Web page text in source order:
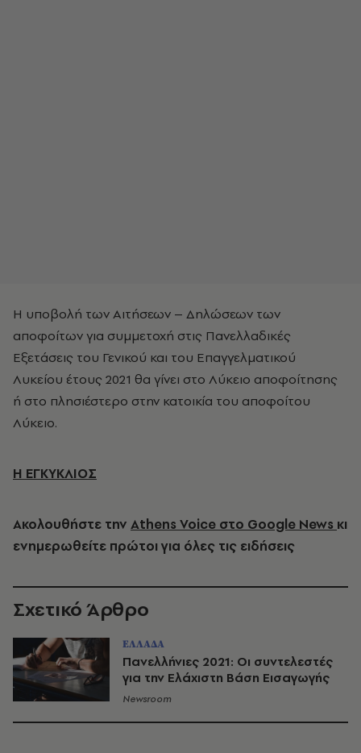
Η υποβολή των Αιτήσεων – Δηλώσεων των
αποφοίτων για συμμετοχή στις Πανελλαδικές
Εξετάσεις του Γενικού και του Επαγγελματικού
Λυκείου έτους 2021 θα γίνει στο Λύκειο αποφοίτησης
ή στο πλησιέστερο στην κατοικία του αποφοίτου
Λύκειο.
Η ΕΓΚΥΚΛΙΟΣ
Ακολουθήστε την Athens Voice στο Google News κι
ενημερωθείτε πρώτοι για όλες τις ειδήσεις
Σχετικό Άρθρο
ΕΛΛΑΔΑ
Πανελλήνιες 2021: Οι συντελεστές
για την Ελάχιστη Βάση Εισαγωγής
Newsroom